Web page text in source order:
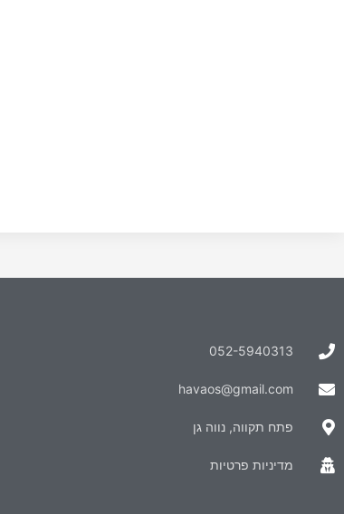
052-5940313
havaos@gmail.com
פתח תקווה, נווה גן
מדיניות פרטיות